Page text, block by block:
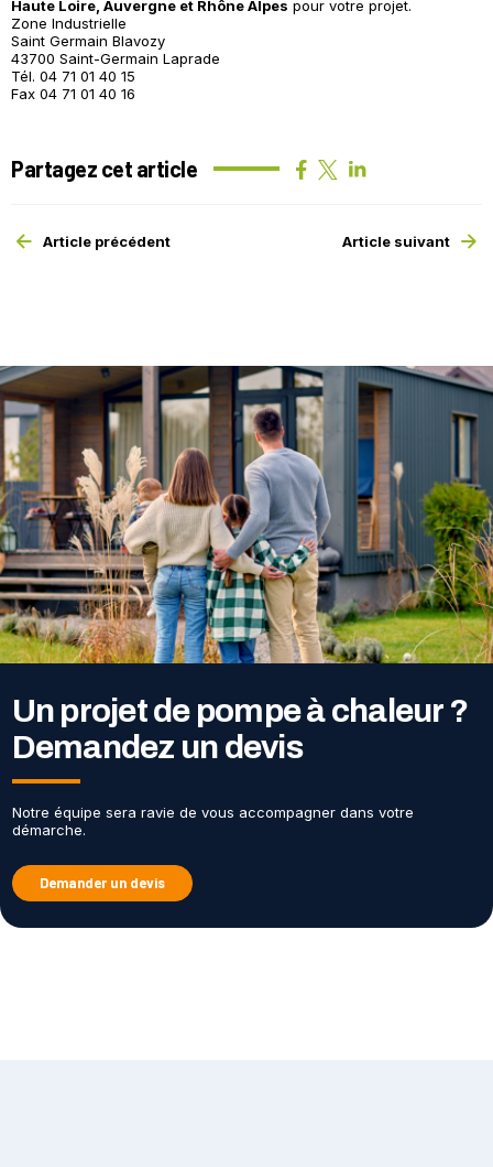
Haute Loire, Auvergne et Rhône Alpes pour votre projet.
Zone Industrielle
Saint Germain Blavozy
43700 Saint-Germain Laprade
Tél. 04 71 01 40 15
Fax 04 71 01 40 16
Partagez cet article
Article précédent Article suivant
Un projet de pompe à chaleur ?
Demandez un devis
Notre équipe sera ravie de vous accompagner dans votre
démarche.
Demander un devis